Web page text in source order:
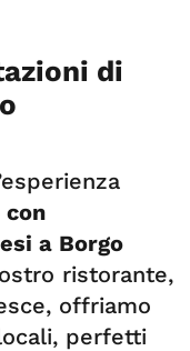
di
a Borgo
ristorante,
offriamo
perfetti